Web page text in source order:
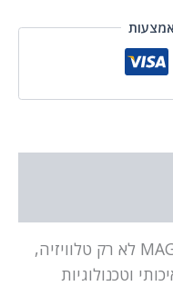
MAG 65” SMART TV 4K GTV65D23 לא רק טלוויזיה,
וטכנולוגיות